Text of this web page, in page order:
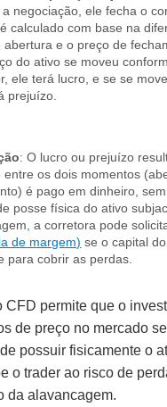
negociação, ele fecha o
calculado com base na
abertura e o preço de
do ativo se moveu
ele terá lucro, e se se
prejuízo.
: O lucro ou prejuízo
entre os dois momentos
é pago em dinheiro,
posse física do ativo
a corretora pode
de margem) se o capital
para cobrir as perdas.
CFD permite que o
de preço no mercado
possuir fisicamente o
o trader ao risco de
da alavancagem.